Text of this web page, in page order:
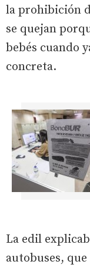
la prohibición
se quejan
bebés cuando
concreta.
La edil
autobuses,